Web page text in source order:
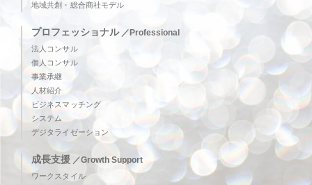
地域共創・総合商社モデル
プロフェッショナル ／Professional
法人コンサル
個人コンサル
事業承継
人材紹介
ビジネスマッチング
システム
デジタライゼーション
成長支援 ／Growth Support
ワークスタイル